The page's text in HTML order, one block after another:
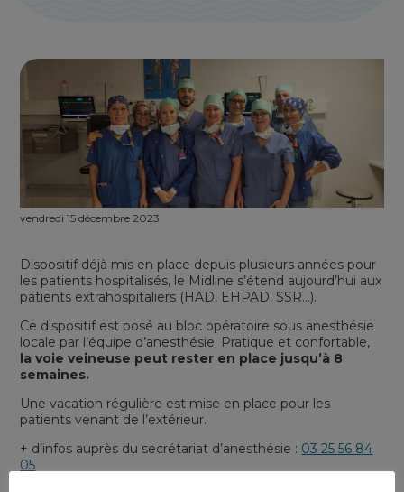
vendredi 15 décembre 2023
Dispositif déjà mis en place depuis plusieurs années pour
les patients hospitalisés, le Midline s’étend aujourd’hui aux
patients extrahospitaliers (HAD, EHPAD, SSR…).
Ce dispositif est posé au bloc opératoire sous anesthésie
locale par l’équipe d’anesthésie. Pratique et confortable,
la voie veineuse peut rester en place jusqu’à 8
semaines.
Une vacation régulière est mise en place pour les
patients venant de l’extérieur.
+ d’infos auprès du secrétariat d’anesthésie : 03 25 56 84
05